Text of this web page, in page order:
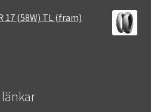
17 (58W) TL (fram)